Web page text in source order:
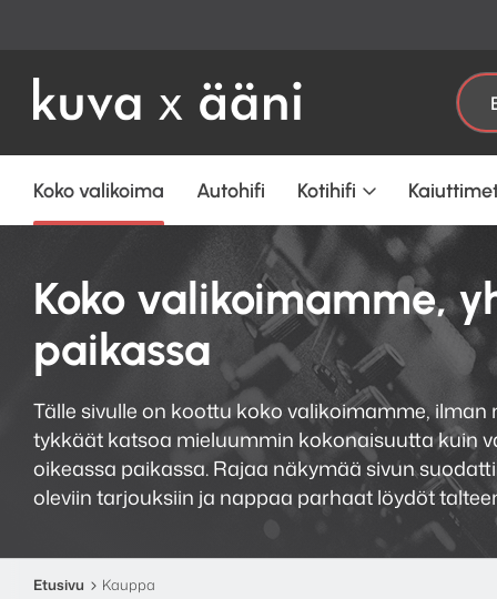
Etsi:
Koko valikoima Autohifi Kotihifi
Koko valikoimamme,
paikassa
Tälle sivulle on koottu koko valikoimamme, ilman
tykkäät katsoa mieluummin kokonaisuutta kuin
oikeassa paikassa. Rajaa näkymää sivun
oleviin tarjouksiin ja nappaa parhaat löydöt
Etusivu Kauppa